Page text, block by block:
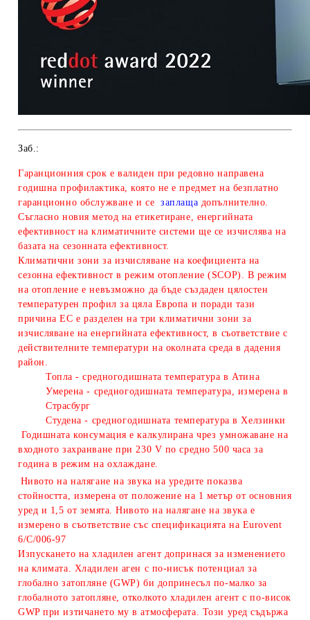
Заб.:
Гаранционния срок е валиден при редовно направена
годишна профилактика, която не е предмет на безплатно
гаранционно обслужване и се заплаща допълнително.
Съгласно новия метод на етикетиране, енергийната
ефективност на климатичните системи ще се изчислява на
базата на сезонната ефективност.
Климатични зони за изчисляванена коефициента на
сезонна ефективност в режим отопление (SCOP). В режим
на отопление е невъзможно да бъде създаден цялостен
температурен профил за цяла Европа и поради тази
причина ЕС е разделен на три климатични зони за
изчисляване на енергийната ефективност, в съответствие с
действителните температури на околната среда в дадения
район.
Топла - средногодишната температура в Атина
Умерена - средногодишната температура, измерена в
Страсбург
Студена - средногодишната температура в Хелзинки
Годишната консумация е калкулирана чрез умножаване на
входното захранване при 230 V по средно 500 часа за
година в режим на охлаждане.
Нивото на налягане на звука на уредите показва
стойността, измерена от положение на 1 метър от основния
уред и 1,5 от земята. Нивото на налягане на звука е
измерено в съответствие със спецификацията на Eurovent
6/C/006-97
Изпускането на хладилен агент допринася за изменението
на климата. Хладилен аген с по-нисък потенциал за
глобално затопляне (GWP) би допринесъл по-малко за
глобалното затопляне, отколкото хладилен агент с по-висок
GWP при изтичането му в атмосферата. Този уред съдържа